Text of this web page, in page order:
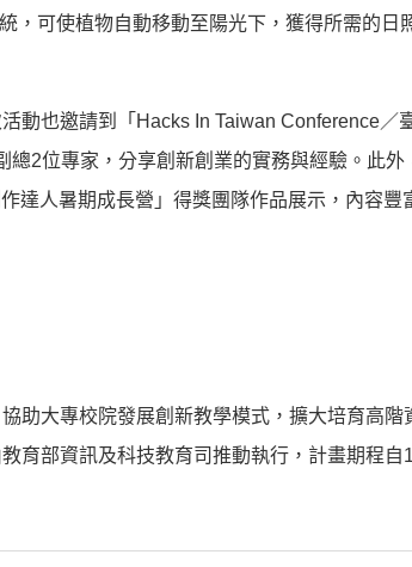
可使植物自動移動至陽光下，獲得所需的日
動也邀請到「Hacks In Taiwan Conference／
2位專家，分享創新創業的實務與經驗。此外
達人暑期成長營」得獎團隊作品展示，內容豐
助大專校院發展創新教學模式，擴大培育高階
育部資訊及科技教育司推動執行，計畫期程自